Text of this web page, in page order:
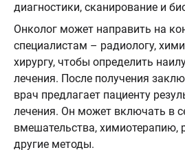
диагностики, сканирование и
Онколог может направить на
специалистам – радиологу,
хирургу, чтобы определить
лечения. После получения
врач предлагает пациенту
лечения. Он может включать в
вмешательства, химиотерапию,
другие методы.